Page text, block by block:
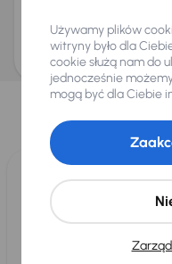
ani zagwarantowaną
Dopraváků 874/15, Čimice, 184
Twoje dane osobowe zgodnie z
osobowych
Wybieramy dla Ciebie
dla Ciebiedo
Używamy plików
witryny było dla
cookie służą nam do
jednocześnie
mogą być dla Ciebie